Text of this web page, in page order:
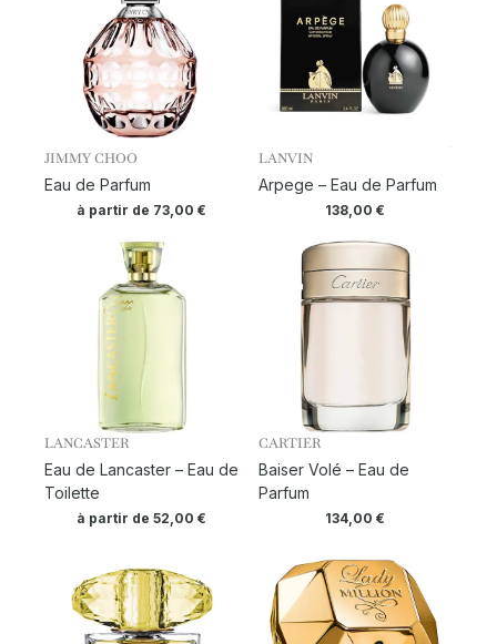
JIMMY CHOO
Eau de Parfum
à partir de 73,00€
LANVIN
Arpege – Eau de Parfum
138,00€
LANCASTER
Eau de Lancaster – Eau de
Toilette
à partir de52,00€
CARTIER
Baiser Volé – Eau de
Parfum
134,00€